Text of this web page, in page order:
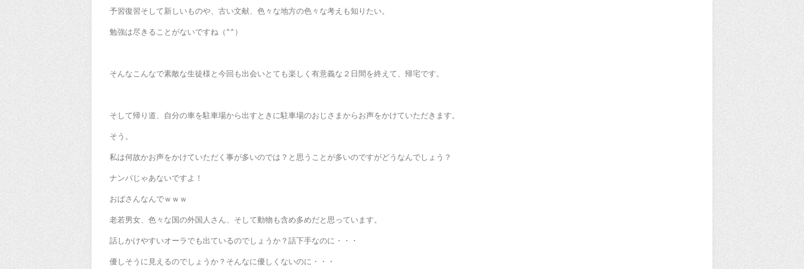
予習復習そして新しいものや、古い文献、色々な地方の色々な考えも知りたい。
勉強は尽きることがないですね（^^）
そんなこんなで素敵な生徒様と今回も出会いとても楽しく有意義な２日間を終えて、帰宅です。
そして帰り道、自分の車を駐車場から出すときに駐車場のおじさまからお声をかけていただきます。
そう。
私は何故かお声をかけていただく事が多いのでは？と思うことが多いのですがどうなんでしょう？
ナンパじゃあないですよ！
おばさんなんでｗｗｗ
老若男女、色々な国の外国人さん、そして動物も含め多めだと思っています。
話しかけやすいオーラでも出ているのでしょうか？話下手なのに・・・
優しそうに見えるのでしょうか？そんなに優しくないのに・・・